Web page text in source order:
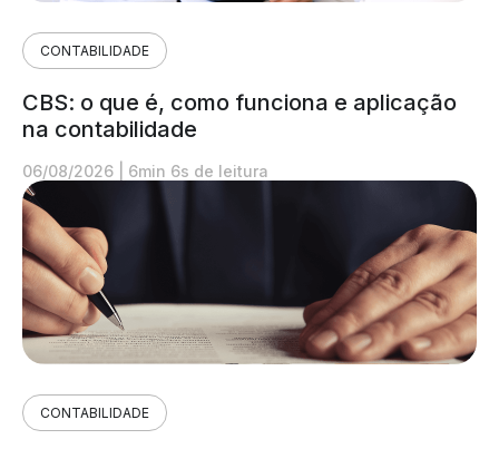
CONTABILIDADE
CBS: o que é, como funciona e aplicação
na contabilidade
06/08/2026 6min 6s de leitura
CONTABILIDADE